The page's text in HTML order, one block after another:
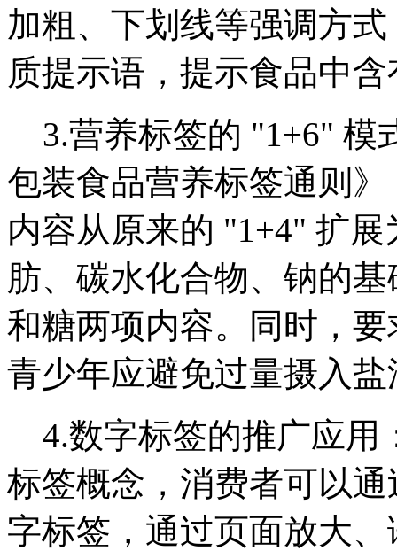
加粗、下划线等强调方
质提示语，提示食品中
3.营养标签的 "1+6" 模
包装食品营养标签通则》
内容从原来的 "1+4" 扩
肪、碳水化合物、钠的
和糖两项内容。同时，
青少年应避免过量摄入
4.数字标签的推广应用
标签概念，消费者可以
字标签，通过页面放大